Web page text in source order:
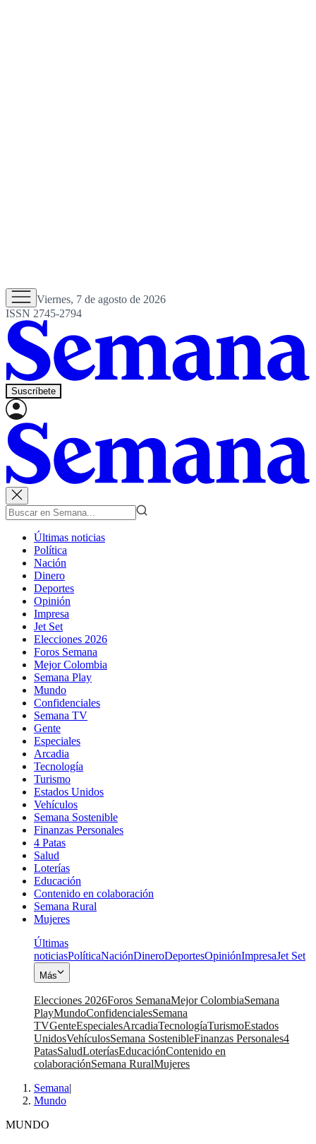
Viernes, 7 de agosto de 2026
ISSN 2745-2794
Suscríbete
Últimas noticias
Política
Nación
Dinero
Deportes
Opinión
Impresa
Jet Set
Elecciones 2026
Foros Semana
Mejor Colombia
Semana Play
Mundo
Confidenciales
Semana TV
Gente
Especiales
Arcadia
Tecnología
Turismo
Estados Unidos
Vehículos
Semana Sostenible
Finanzas Personales
4 Patas
Salud
Loterías
Educación
Contenido en colaboración
Semana Rural
Mujeres
Últimas
noticiasPolíticaNaciónDineroDeportesOpiniónImpresaJet Set
Más
Elecciones 2026Foros SemanaMejor ColombiaSemana
PlayMundoConfidencialesSemana
TVGenteEspecialesArcadiaTecnologíaTurismoEstados
UnidosVehículosSemana SostenibleFinanzas Personales4
PatasSaludLoteríasEducaciónContenido en
colaboraciónSemana RuralMujeres
Semana|
Mundo
MUNDO